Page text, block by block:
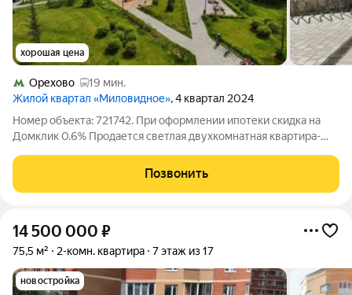
хорошая цена
Орехово
19 мин.
Жилой квартал «Миловидное», 4 квартал 2024
Номер объекта: 721742. При оформлении ипотеки скидка на
Домклик 0.6% Продается светлая двухкомнатная квартира-
Развилка) 14 этаж из 17 , 68.7 м общая площадь. Планировка
Распашонка (комнаты
Позвонить
14 500 000 ₽
75,5 м² 2-комн. квартира 7 этаж из 17
новостройка